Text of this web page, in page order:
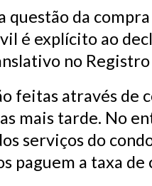
da
é explícito ao
no Registro
feitas através
mais tarde. No
serviços do
paguem a taxa